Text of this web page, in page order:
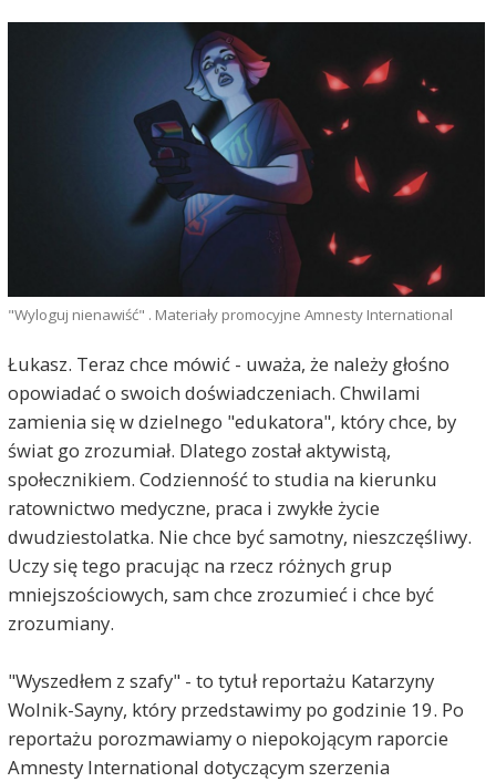
"Wyloguj nienawiść" . Materiały promocyjne Amnesty International
Łukasz. Teraz chce mówić - uważa, że należy głośno
opowiadać o swoich doświadczeniach. Chwilami
zamienia się w dzielnego "edukatora", który chce, by
świat go zrozumiał. Dlatego został aktywistą,
społecznikiem. Codzienność to studia na kierunku
ratownictwo medyczne, praca i zwykłe życie
dwudziestolatka. Nie chce być samotny, nieszczęśliwy.
Uczy się tego pracując na rzecz różnych grup
mniejszościowych, sam chce zrozumieć i chce być
zrozumiany.
"Wyszedłem z szafy" - to tytuł reportażu Katarzyny
Wolnik-Sayny, który przedstawimy po godzinie 19. Po
reportażu porozmawiamy o niepokojącym raporcie
Amnesty International dotyczącym szerzenia